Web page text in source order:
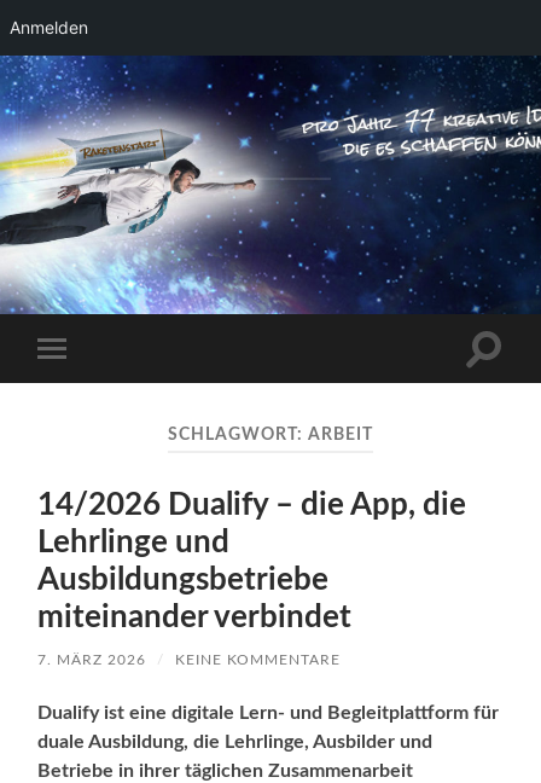
Anmelden
RAKETENSTART
Pro Jahr 77 kreative Ideen, die es schaffen
können ...
Menü
SCHLAGWORT: ARBEIT
14/2026 Dualify – die App, die
Lehrlinge und
Ausbildungsbetriebe
miteinander verbindet
7. MÄRZ 2026 / KEINE KOMMENTARE
Dualify ist eine digitale Lern- und Begleitplattform für
duale Ausbildung, die Lehrlinge, Ausbilder und
Betriebe in ihrer täglichen Zusammenarbeit